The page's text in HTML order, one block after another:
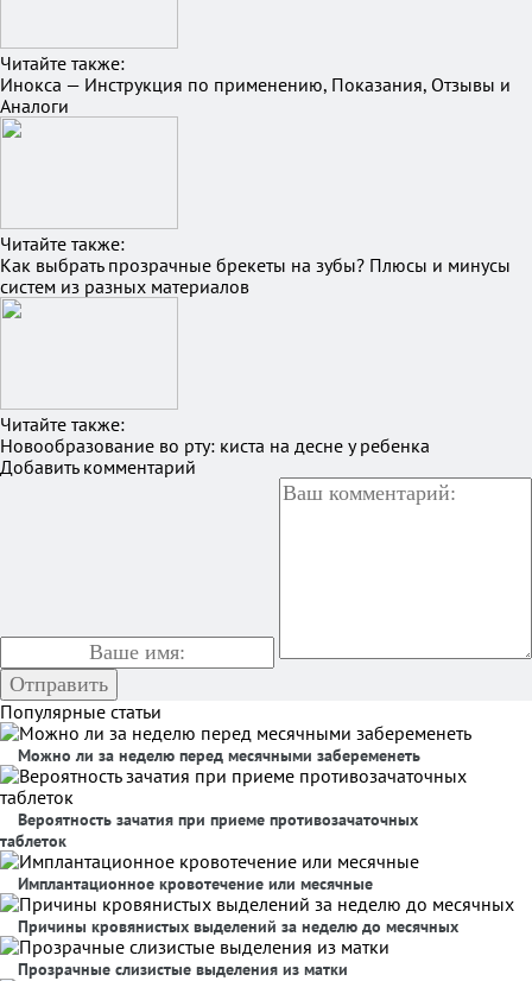
Читайте также:
Инокса — Инструкция по применению, Показания, Отзывы и
Аналоги
Читайте также:
Как выбрать прозрачные брекеты на зубы? Плюсы и минусы
систем из разных материалов
Читайте также:
Новообразование во рту: киста на десне у ребенка
Добавить комментарий
Популярные статьи
Можно ли за неделю перед месячными забеременеть
Вероятность зачатия при приеме противозачаточных
таблеток
Имплантационное кровотечение или месячные
Причины кровянистых выделений за неделю до месячных
Прозрачные слизистые выделения из матки